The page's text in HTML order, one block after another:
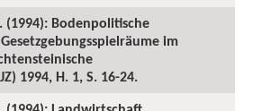
(1994): Bodenpolitische
im
1994, H. 1, S. 16-24.